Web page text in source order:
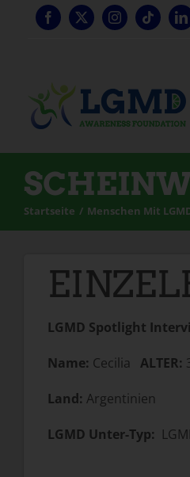
Startseite Menschen Mit
LGMD Spotlight
Name: Cecilia ALTER:
Land: Argentinien
LGMD Unter-Typ: